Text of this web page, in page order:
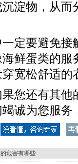
淀物，从而
要避免接
鲜蛋类的服
宽松舒适的
果您还有其
诚为您服务
危害有哪些